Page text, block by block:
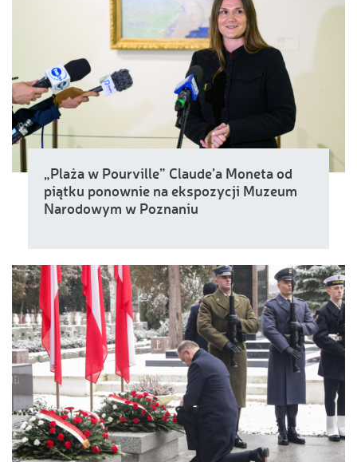
„Plaża w Pourville” Claude’a Moneta od
piątku ponownie na ekspozycji Muzeum
Narodowym w Poznaniu